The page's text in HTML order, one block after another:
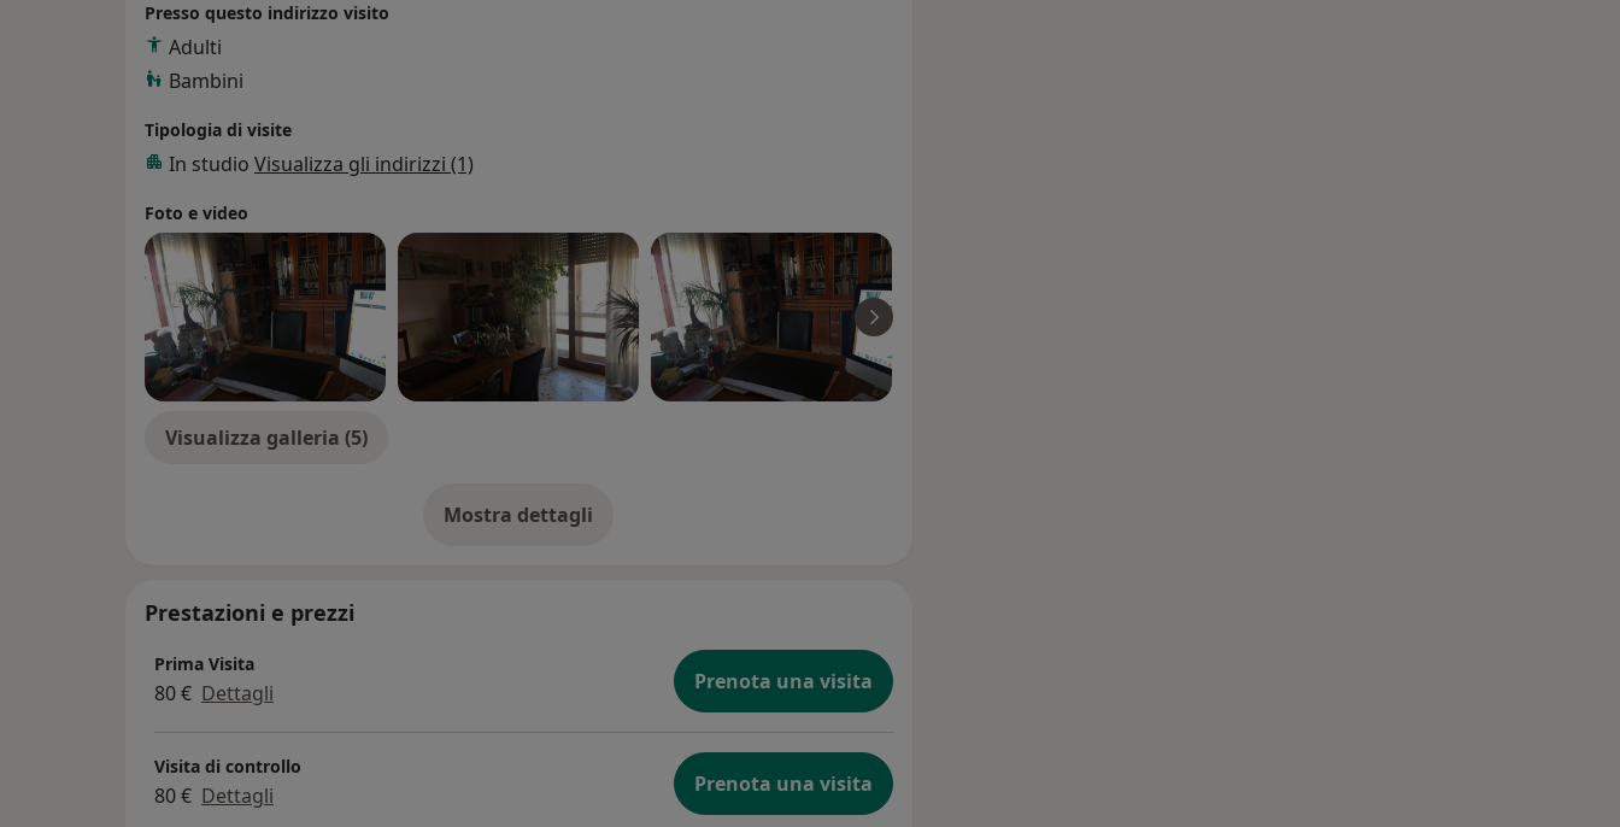
Presso questo indirizzo visito
Adulti
Bambini
Tipologia di visite
In studio Visualizza gli indirizzi (1)
Foto e video
Visualizza galleria (5)
Mostra dettagli
sull'esperienza
Prestazioni e prezzi
Prima Visita
80 € Dettagli Prenota una visita
Visita di controllo
80 € Dettagli Prenota una visita